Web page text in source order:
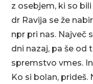
z osebjem, ki so
dr Ravija se že
npr pri nas. Največ
dni nazaj, pa še od
spremstvo vmes.
Ko si bolan,